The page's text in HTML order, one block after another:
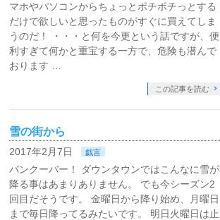
マホやパソコンからちょっとポチポチっとする
だけで欲しいと思ったものがすぐに買えてしま
うのだ！ ・・・と何を今更という話ですが、便
利すぎて何かと重宝する一方で、危険も潜んで
おります …
この記事を読む
雪の街から
2017年2月7日 戯言
バンクーバー！ ダウンタウンではこんなに雪が
降る事はあまりありません。 でも今シーズン2
回目だそうです。 金曜日から降り始め、月曜日
まで毎日降ってるみたいです。 明日火曜日は止